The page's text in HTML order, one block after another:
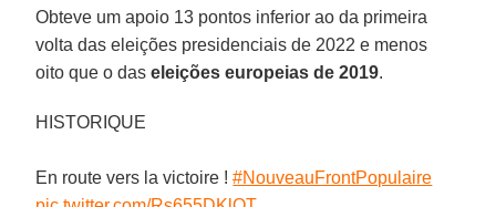
Obteve um apoio 13 pontos inferior ao da primeira
volta das eleições presidenciais de 2022 e menos
oito que o daseleições europeias de 2019.
HISTORIQUE
En route vers la victoire !#NouveauFrontPopulaire